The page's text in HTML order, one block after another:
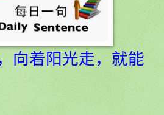
向着阳光走，就能